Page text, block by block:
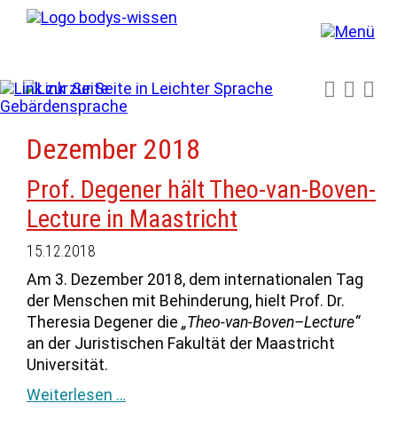
Dezember 2018
Prof. Degener hält Theo-van-Boven-
Lecture in Maastricht
15.12.2018
Am 3. Dezember 2018, dem internationalen Tag
der Menschen mit Behinderung, hielt Prof. Dr.
Theresia Degener die „Theo-van-Boven–Lecture“
an der Juristischen Fakultät der Maastricht
Universität.
Weiterlesen …